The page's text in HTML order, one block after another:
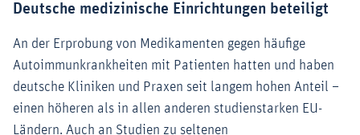
Deutsche medizinische Einrichtungen beteiligt
An der Erprobung von Medikamenten gegen häufige
Autoimmunkrankheiten mit Patienten hatten und haben
deutsche Kliniken und Praxen seit langem hohen Anteil –
einen höheren als in allen anderen studienstarken EU-
Ländern. Auch an Studien zu seltenen